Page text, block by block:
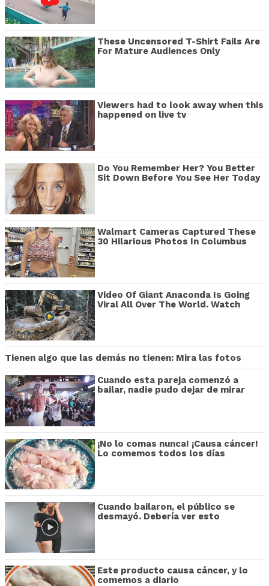
These Uncensored T-Shirt Fails Are
For Mature Audiences Only
Viewers had to look away when this
happened on live tv
Do You Remember Her? You Better
Sit Down Before You See Her Today
Walmart Cameras Captured These
30 Hilarious Photos In Columbus
Video Of Giant Anaconda Is Going
Viral All Over The World. Watch
Tienen algo que las demás no tienen: Mira las fotos
Cuando esta pareja comenzó a
bailar, nadie pudo dejar de mirar
¡No lo comas nunca! ¡Causa cáncer!
Lo comemos todos los días
Cuando bailaron, el público se
desmayó. Debería ver esto
Este producto causa cáncer, y lo
comemos a diario